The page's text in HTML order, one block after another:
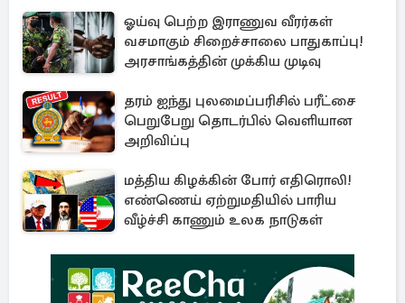
ஓய்வு பெற்ற இராணுவ வீரர்கள்
வசமாகும் சிறைச்சாலை பாதுகாப்பு!
அரசாங்கத்தின் முக்கிய முடிவு
தரம் ஐந்து புலமைப்பரிசில் பரீட்சை
பெறுபேறு தொடர்பில் வெளியான
அறிவிப்பு
மத்திய கிழக்கின் போர் எதிரொலி!
எண்ணெய் ஏற்றுமதியில் பாரிய
வீழ்ச்சி காணும் உலக நாடுகள்